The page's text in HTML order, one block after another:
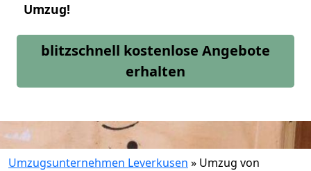
Umzug!
blitzschnell kostenlose Angebote
erhalten
Umzugsunternehmen Leverkusen » Umzug von